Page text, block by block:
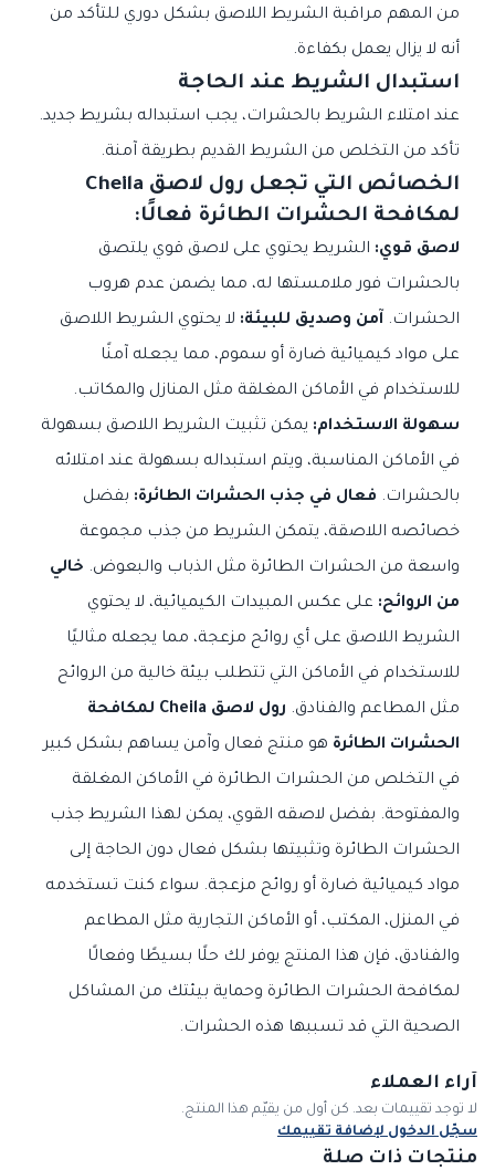
من المهم مراقبة الشريط اللاصق بشكل دوري للتأكد من
أنه لا يزال يعمل بكفاءة.
استبدال الشريط عند الحاجة
عند امتلاء الشريط بالحشرات، يجب استبداله بشريط جديد.
تأكد من التخلص من الشريط القديم بطريقة آمنة.
الخصائص التي تجعل رول لاصق Cheila
لمكافحة الحشرات الطائرة فعالًا:
لاصق قوي: الشريط يحتوي على لاصق قوي يلتصق
بالحشرات فور ملامستها له، مما يضمن عدم هروب
الحشرات. آمن وصديق للبيئة: لا يحتوي الشريط اللاصق
على مواد كيميائية ضارة أو سموم، مما يجعله آمنًا
للاستخدام في الأماكن المغلقة مثل المنازل والمكاتب.
سهولة الاستخدام: يمكن تثبيت الشريط اللاصق بسهولة
في الأماكن المناسبة، ويتم استبداله بسهولة عند امتلائه
بالحشرات. فعال في جذب الحشرات الطائرة: بفضل
خصائصه اللاصقة، يتمكن الشريط من جذب مجموعة
واسعة من الحشرات الطائرة مثل الذباب والبعوض. خالي
من الروائح: على عكس المبيدات الكيميائية، لا يحتوي
الشريط اللاصق على أي روائح مزعجة، مما يجعله مثاليًا
للاستخدام في الأماكن التي تتطلب بيئة خالية من الروائح
مثل المطاعم والفنادق.
رول لاصق Cheila لمكافحة
الحشرات الطائرة هو منتج فعال وآمن يساهم بشكل كبير
في التخلص من الحشرات الطائرة في الأماكن المغلقة
والمفتوحة. بفضل لاصقه القوي، يمكن لهذا الشريط جذب
الحشرات الطائرة وتثبيتها بشكل فعال دون الحاجة إلى
مواد كيميائية ضارة أو روائح مزعجة. سواء كنت تستخدمه
في المنزل، المكتب، أو الأماكن التجارية مثل المطاعم
والفنادق، فإن هذا المنتج يوفر لك حلًا بسيطًا وفعالًا
لمكافحة الحشرات الطائرة وحماية بيئتك من المشاكل
الصحية التي قد تسببها هذه الحشرات.
آراء العملاء
لا توجد تقييمات بعد. كن أول من يقيّم هذا المنتج.
سجّل الدخول لإضافة تقييمك
منتجات ذات صلة